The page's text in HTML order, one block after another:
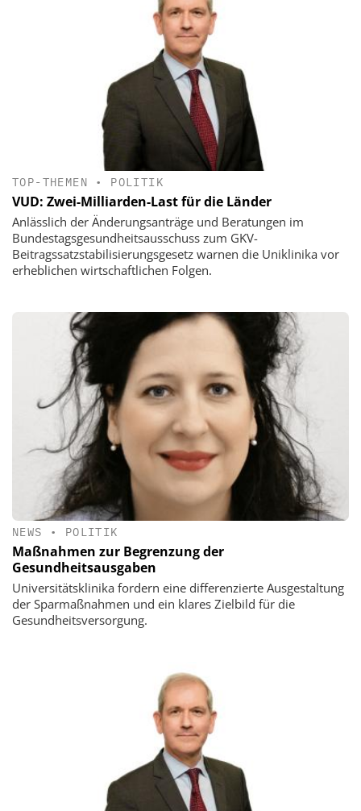
TOP-THEMEN • POLITIK
VUD: Zwei-Milliarden-Last für die Länder
Anlässlich der Änderungsanträge und Beratungen im
Bundestagsgesundheitsausschuss zum GKV-
Beitragssatzstabilisierungsgesetz warnen die Uniklinika vor
erheblichen wirtschaftlichen Folgen.
NEWS • POLITIK
Maßnahmen zur Begrenzung der
Gesundheitsausgaben
Universitätsklinika fordern eine differenzierte Ausgestaltung
der Sparmaßnahmen und ein klares Zielbild für die
Gesundheitsversorgung.